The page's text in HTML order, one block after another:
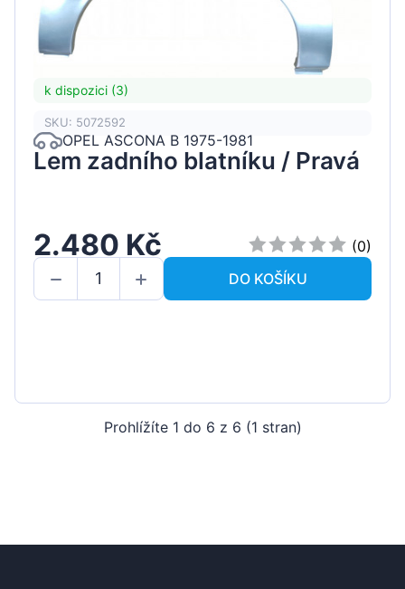
k dispozici (3)
SKU: 5072592
OPEL ASCONA B 1975-1981
Lem zadního blatníku / Pravá
2.480 Kč
(0)
DO KOŠÍKU
Prohlížíte 1 do 6 z 6 (1 stran)